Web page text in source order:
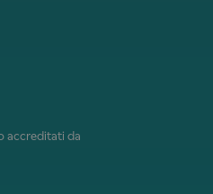
accreditati da